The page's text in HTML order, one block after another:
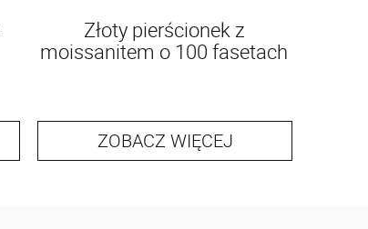
Złoty pierścionek z
moissanitem o 100 fasetach
ZOBACZ WIĘCEJ